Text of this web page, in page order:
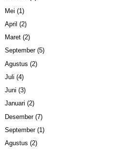
Mei (1)
April (2)
Maret (2)
September(5)
Agustus (2)
Juli (4)
Juni (3)
Januari (2)
Desember(7)
September(1)
Agustus (2)